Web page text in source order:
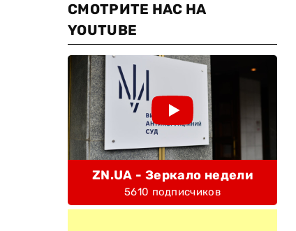
СМОТРИТЕ НАС НА
YOUTUBE
ZN.UA - Зеркало недели
5610 подписчиков